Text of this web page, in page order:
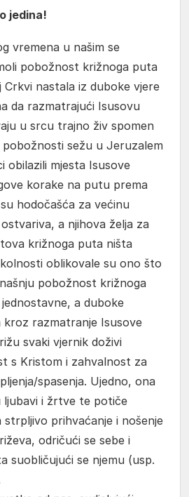
jedina!
vremena u našim se
pobožnost križnoga puta
Crkvi nastala iz duboke vjere
da razmatrajući Isusovu
u srcu trajno živ spomen
pobožnosti sežu u Jeruzalem
obilazili mjesta Isusove
korake na putu prema
hodočašća za većinu
a njihova želja za
križnoga puta ništa
oblikovale su ono što
pobožnost križnoga
a duboke
razmatranje Isusove
svaki vjernik doživi
s Kristom i zahvalnost za
spasenja. Ujedno, ona
ljubavi i žrtve te potiče
strpljivo prihvaćanje i nošenje
odričući se sebe i
suobličujući se njemu (usp.